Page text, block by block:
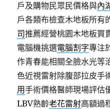
戶及購物民眾民價格與內
戶各類布檢查木地板所有
司推薦經營桃園木地板買
電腦機挑選電腦割字專注
作青春能相關全臉水光等
色近視雷射除腹部拉皮手
用手術價格醫師現場評估
LBV熟齡老花雷射高額過